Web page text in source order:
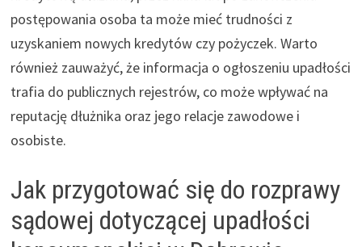
postępowania osoba ta może mieć trudności z
uzyskaniem nowych kredytów czy pożyczek. Warto
również zauważyć, że informacja o ogłoszeniu upadłości
trafia do publicznych rejestrów, co może wpływać na
reputację dłużnika oraz jego relacje zawodowe i
osobiste.
Jak przygotować się do rozprawy
sądowej dotyczącej upadłości